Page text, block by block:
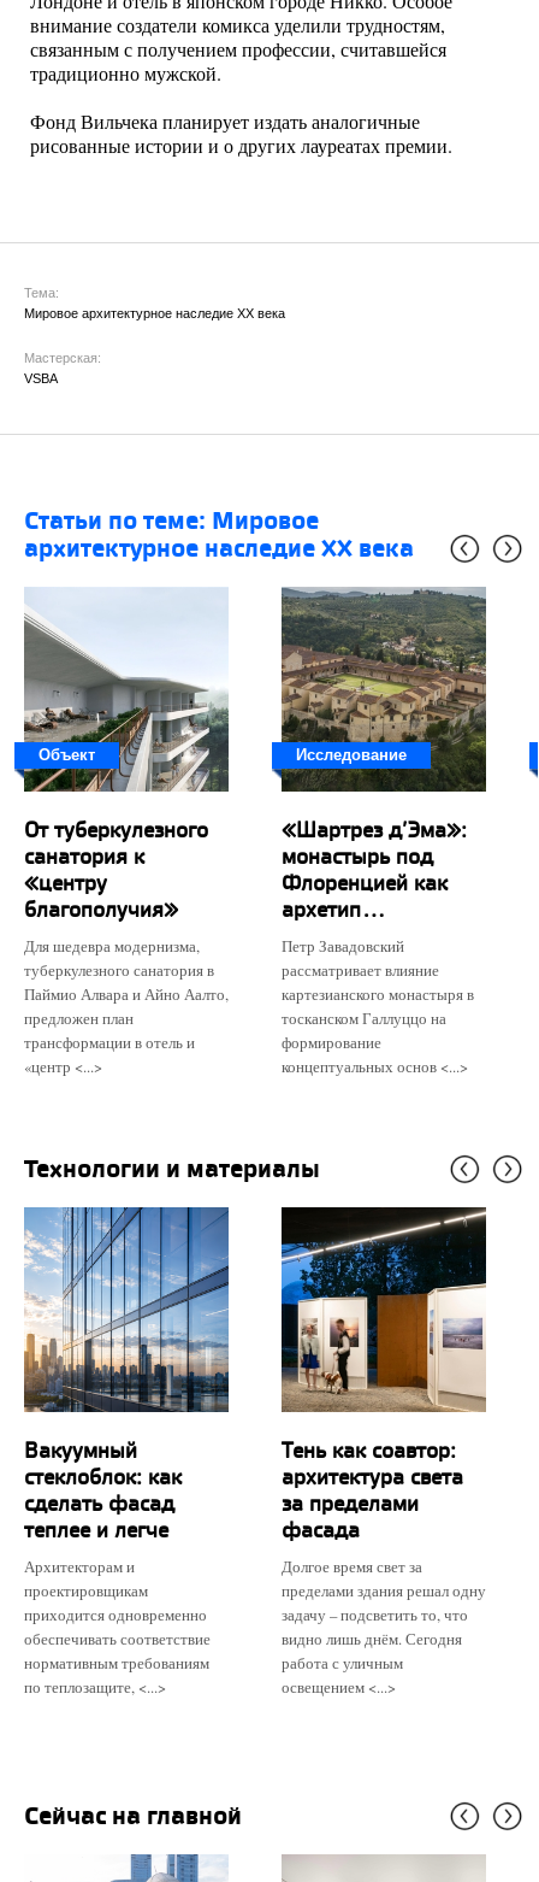
внимание создатели комикса уделили трудностям,
связанным с получением профессии, считавшейся
традиционно мужской.
Фонд Вильчека планирует издать аналогичные
рисованные истории и о других лауреатах премии.
Тема:
Мировое архитектурное наследие XX века
Мастерская:
VSBA
Статьи по теме: Мировое
архитектурное наследие XX века
Объект
От туберкулезного
санатория к
«центру
благополучия»
Для шедевра модернизма,
туберкулезного санатория в
Паймио Алвара и Айно Аалто,
предложен план
трансформации в отель и
«центр <...>
Исследование
«Шартрез д’Эма»:
монастырь под
Флоренцией как
архетип...
Петр Завадовский
рассматривает влияние
картезианского монастыря в
тосканском Галлуццо на
формирование
концептуальных основ <...>
Технологии и материалы
Вакуумный
стеклоблок: как
сделать фасад
теплее и легче
Архитекторам и
проектировщикам
приходится одновременно
обеспечивать соответствие
нормативным требованиям
по теплозащите, <...>
Тень как соавтор:
архитектура света
за пределами
фасада
Долгое время свет за
пределами здания решал одну
задачу – подсветить то, что
видно лишь днём. Сегодня
работа с уличным
освещением <...>
Сейчас на главной